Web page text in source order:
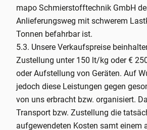
mapo Schmierstofftechnik GmbH
Anlieferungsweg mit schwerem
Tonnen befahrbar ist.
5.3. Unsere Verkaufspreise
Zustellung unter 150 lt/kg oder €
oder Aufstellung von Geräten. Auf
jedoch diese Leistungen gegen
von uns erbracht bzw. organisiert.
Transport bzw. Zustellung die
aufgewendeten Kosten samt einem